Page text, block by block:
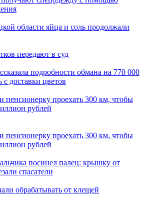
области яйца и соль продолжали
передают в суд
подробности обмана на 770 000
с доставки цветов
проехать 300 км, чтобы
рублей
проехать 300 км, чтобы
рублей
посинел палец: крышку от
спасатели
обрабатывать от клещей